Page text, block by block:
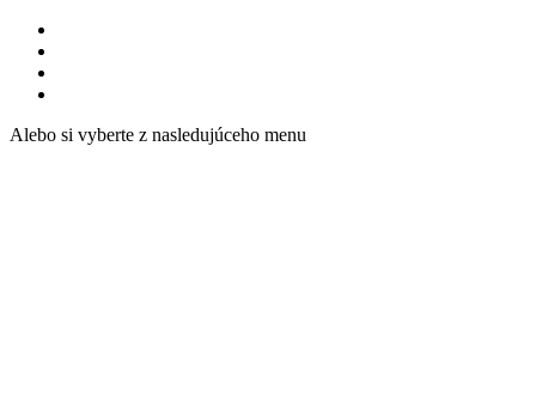
Alebo si vyberte z nasledujúceho menu